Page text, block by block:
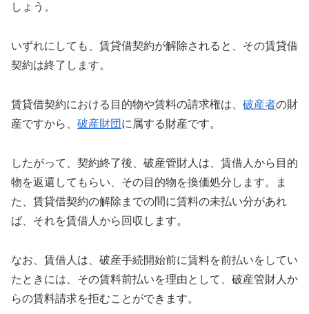
しょう。
いずれにしても、賃貸借契約が解除されると、その賃貸借
契約は終了します。
賃貸借契約における目的物や賃料の請求権は、 破産者の財
産ですから、 破産財団 に属する財産です。
したがって、契約終了後、破産管財人は、賃借人から目的
物を返還してもらい、その目的物を換価処分します。ま
た、賃貸借契約の解除までの間に賃料の未払い分があれ
ば、それを賃借人から回収します。
なお、賃借人は、破産手続開始前に賃料を前払いをしてい
たときには、その賃料前払いを理由として、破産管財人か
らの賃料請求を拒むことができます。